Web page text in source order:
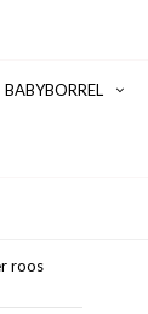
BABYBORREL
roos